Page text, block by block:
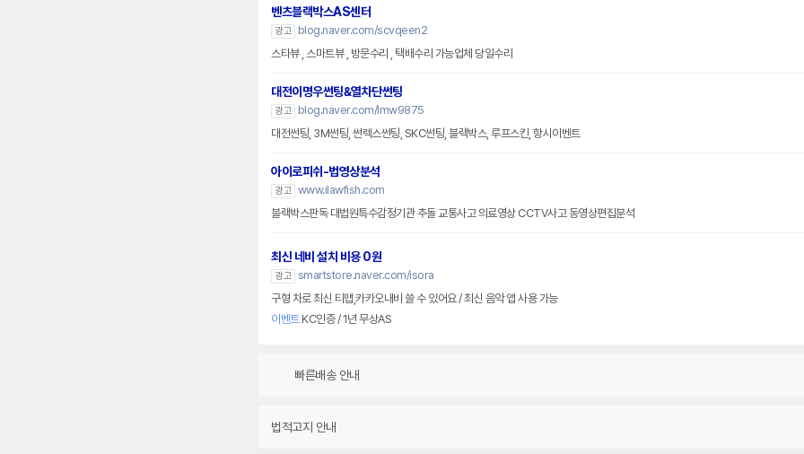
벤츠블랙박스AS센터
광고
blog.naver.com/scvqeen2
스타뷰 , 스마트뷰 , 방문수리 , 택배수리 가능업체 당일수리
대전이명우썬팅&열차단썬팅
광고
blog.naver.com/lmw9875
대전썬팅, 3M썬팅, 썬렉스썬팅, SKC썬팅, 블랙박스, 루프스킨, 항시이벤트
아이로피쉬-법영상분석
광고 www.ilawfish.com
블랙박스판독 대법원특수감정기관 추돌 교통사고 의료영상 CCTV사고 동영상편집분석
최신 네비 설치 비용 0원
광고 smartstore.naver.com/isora
구형 차로 최신 티맵,카카오내비 쓸 수 있어요 / 최신 음악 앱 사용 가능
이벤트KC인증 / 1년 무상AS
빠른배송 안내
법적고지 안내